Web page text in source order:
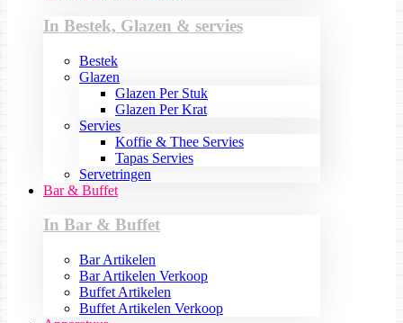
In Bestek, Glazen & servies
Bestek
Glazen
Glazen Per Stuk
Glazen Per Krat
Servies
Koffie & Thee Servies
Tapas Servies
Servetringen
Bar & Buffet
In Bar & Buffet
Bar Artikelen
Bar Artikelen Verkoop
Buffet Artikelen
Buffet Artikelen Verkoop